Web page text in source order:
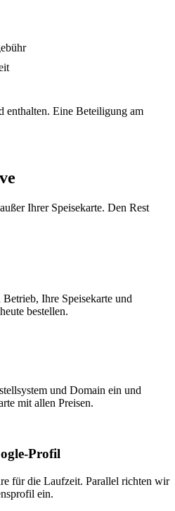
enthalten. Eine Beteiligung am
Ihrer Speisekarte. Den Rest
Ihre Speisekarte und
bestellen.
und Domain ein und
mit allen Preisen.
Profil
für die Laufzeit. Parallel richten wir
ein.